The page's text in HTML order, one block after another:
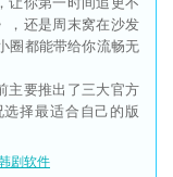
，还是周末窝在沙发
圈都能带给你流畅无
主要推出了三大官方
择最适合自己的版
剧软件